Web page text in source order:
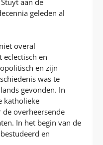
geleden al
overal
eclectisch en
en zijn
was te
gevonden. In
katholieke
overheersende
In het begin van de
en